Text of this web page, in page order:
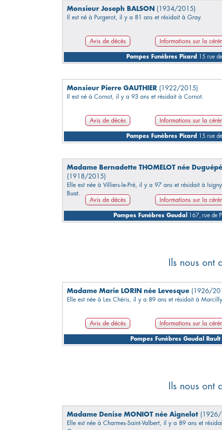
Monsieur Joseph BALSON (1934/2015)
Il est né à Purgerot, il y a 81 ans et résidait à Gray.
Avis de décès Informations sur la
Pompes Funèbres Picard 15 rue
Monsieur Pierre GAUTHIER (1922/2015)
Il est né à Cornot, il y a 93 ans et résidait à Cornot.
Avis de décès Informations sur la
Pompes Funèbres Picard 15 rue
Madame Bernadette THOMELOT née
(1918/2015)
Elle est née à Villiers-le-Pré, il y a 97 ans et résidait à
Buat.
Avis de décès
Informations sur la
Pompes Funèbres Goudal 167, rue de
Ils nous
Madame Marie LORIN née Levesque (1926/
Elle est née à Les Chéris, il y a 89 ans et résidait à
Avis de décès Informations sur la
Pompes Funèbres Goudal Rault
Ils nous
Madame Denise MONIOT née Aignelot
Elle est née à Charmes-Saint-Valbert, il y a 89 ans et